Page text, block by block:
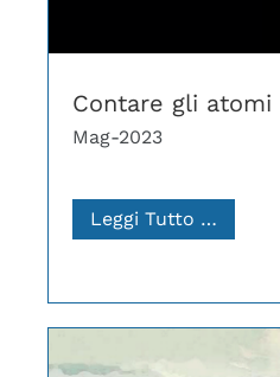
Contare gli atomi
Mag-2023
Leggi Tutto …